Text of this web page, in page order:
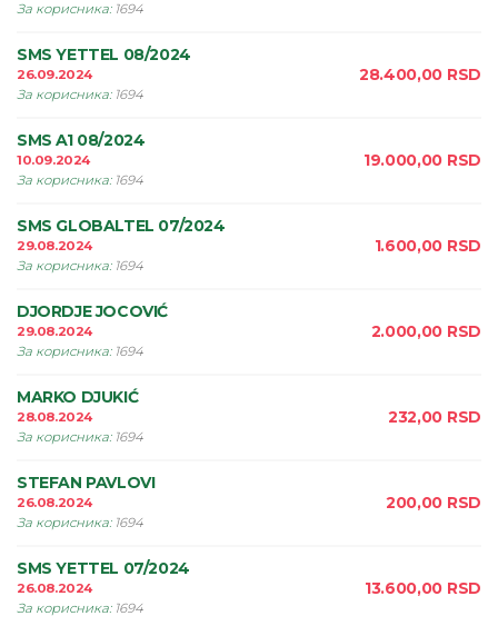
За корисника: 1694
SMS YETTEL 08/2024
26.09.2024
За корисника: 1694
28.400,00 RSD
SMS A1 08/2024
10.09.2024
За корисника: 1694
19.000,00 RSD
SMS GLOBALTEL 07/2024
29.08.2024
За корисника: 1694
1.600,00 RSD
DJORDJE JOCOVIĆ
29.08.2024
За корисника: 1694
2.000,00 RSD
MARKO DJUKIĆ
28.08.2024
За корисника: 1694
232,00 RSD
STEFAN PAVLOVI
26.08.2024
За корисника: 1694
200,00 RSD
SMS YETTEL 07/2024
26.08.2024
За корисника: 1694
13.600,00 RSD